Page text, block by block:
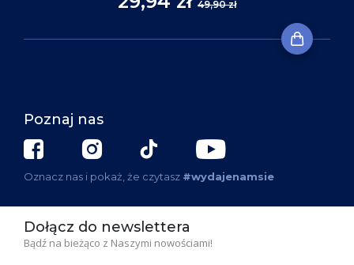
49,90 zł
Poznaj nas
Oznacz nas i pokaż, że czytasz #wydajenamsie
Dołącz do newslettera
Bądź na bieżąco z Naszymi nowościami!